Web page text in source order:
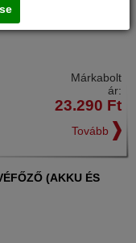
Márkabolt
ár:
23.290 Ft
Tovább
(AKKU ÉS